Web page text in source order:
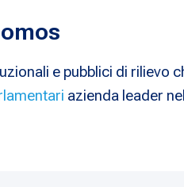
e pubblici di rilievo
azienda leader